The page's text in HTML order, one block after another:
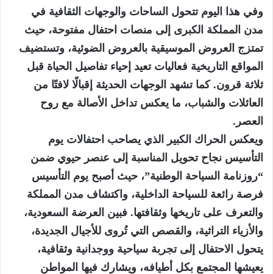
وفي هذا اليوم تتحول الساحات والوجهات الثقافية في
مدن المملكة الكبرى إلى منصات احتفال مفتوحة، حيث
تمتزج العروض الموسيقية بالعروض الضوئية، وتستضيف
المواقع التاريخية فعاليات تعيد إحياء تفاصيل الحياة قبل
ثلاثة قرون. كما تشهد الوجهات الحديثة إقبالًا لافتًا من
العائلات والشباب، ما يعكس تداخل الأصالة مع روح
العصر.
ويعكس الحراك الكبير الذي يصاحب احتفالات يوم
التأسيس نجاح تحويل المناسبة إلى عنصر حيوي ضمن
“روزنامة السياحة الوطنية”، حيث أصبح يوم التأسيس
فرصة رائعة للسياحة الداخلية، واكتشاف مدن المملكة
والتعرف على تاريخها وثقافتها. فبين العرضة السعودية،
والأزياء التراثية، والقصص التي تُروى للأجيال الجديدة،
يتحول الاحتفال إلى تجربة سياحية ووجدانية وثقافية،
يعيشها المجتمع بكل أطيافه، ويشارك فيها المواطن